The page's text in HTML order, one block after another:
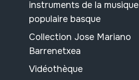
instruments de la musique
populaire basque
Collection Jose Mariano
Barrenetxea
Vidéothèque